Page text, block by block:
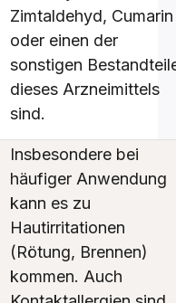
Zimtaldehyd, Cumarin
oder einen der
sonstigen
dieses Arzneimittels
sind.
Insbesondere bei
häufiger Anwendung
kann es zu
Hautirritationen
(Rötung, Brennen)
kommen. Auch